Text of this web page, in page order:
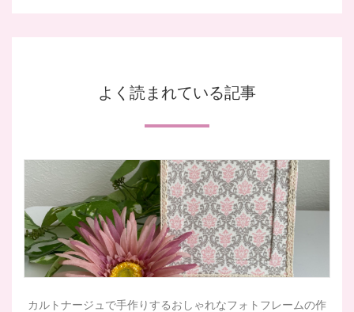
よく読まれている記事
カルトナージュで手作りするおしゃれなフォトフレームの作